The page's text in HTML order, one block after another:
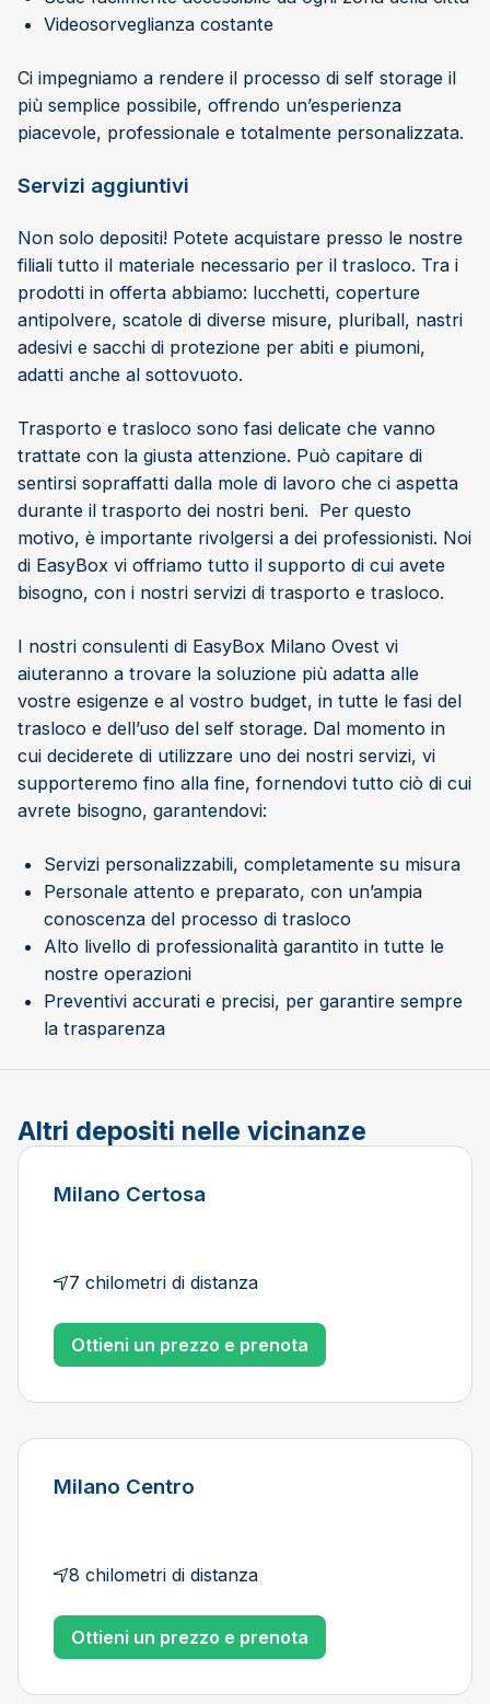
Videosorveglianza costante
Ci impegniamo a rendere il processo di self storage il
più semplice possibile, offrendo un’esperienza
piacevole, professionale e totalmente personalizzata.
Servizi aggiuntivi
Non solo depositi! Potete acquistare presso le nostre
filiali tutto il materiale necessario per il trasloco. Tra i
prodotti in offerta abbiamo: lucchetti, coperture
antipolvere, scatole di diverse misure, pluriball, nastri
adesivi e sacchi di protezione per abiti e piumoni,
adatti anche al sottovuoto.
Trasporto e trasloco sono fasi delicate che vanno
trattate con la giusta attenzione. Può capitare di
sentirsi sopraffatti dalla mole di lavoro che ci aspetta
durante il trasporto dei nostri beni. Per questo
motivo, è importante rivolgersi a dei professionisti. Noi
di EasyBox vi offriamo tutto il supporto di cui avete
bisogno, con i nostri servizi di trasporto e trasloco.
I nostri consulenti di EasyBox Milano Ovest vi
aiuteranno a trovare la soluzione più adatta alle
vostre esigenze e al vostro budget, in tutte le fasi del
trasloco e dell’uso del self storage. Dal momento in
cui deciderete di utilizzare uno dei nostri servizi, vi
supporteremo fino alla fine, fornendovi tutto ciò di cui
avrete bisogno, garantendovi:
Servizi personalizzabili, completamente su misura
Personale attento e preparato, con un’ampia
conoscenza del processo di trasloco
Alto livello di professionalità garantito in tutte le
nostre operazioni
Preventivi accurati e precisi, per garantire sempre
la trasparenza
Altri depositi nelle vicinanze
Milano Certosa
7 chilometri di distanza
Ottieni un prezzo e prenota
Milano Centro
8 chilometri di distanza
Ottieni un prezzo e prenota